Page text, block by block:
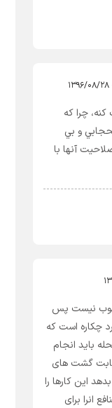
كنه، چرا كه
و بي
آنها با
خوب نیست پس
چکاره است که
باید انجام
گشت های
این کارها را
انرا برای